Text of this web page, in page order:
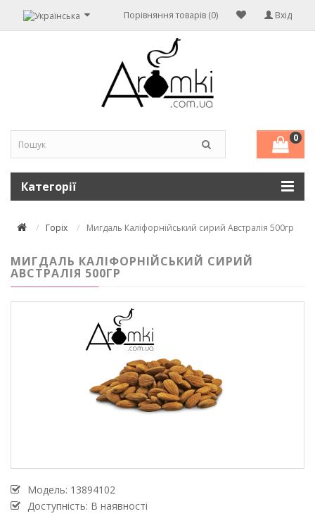
Вхід
Порівняння товарів (0)
0
Категорії
Горіх Мигдаль Каліфорнійський сирий Австралія 500гр
МИГДАЛЬ КАЛІФОРНІЙСЬКИЙ СИРИЙ
АВСТРАЛІЯ 500ГР
Модель: 13894102
Доступність: В наявності